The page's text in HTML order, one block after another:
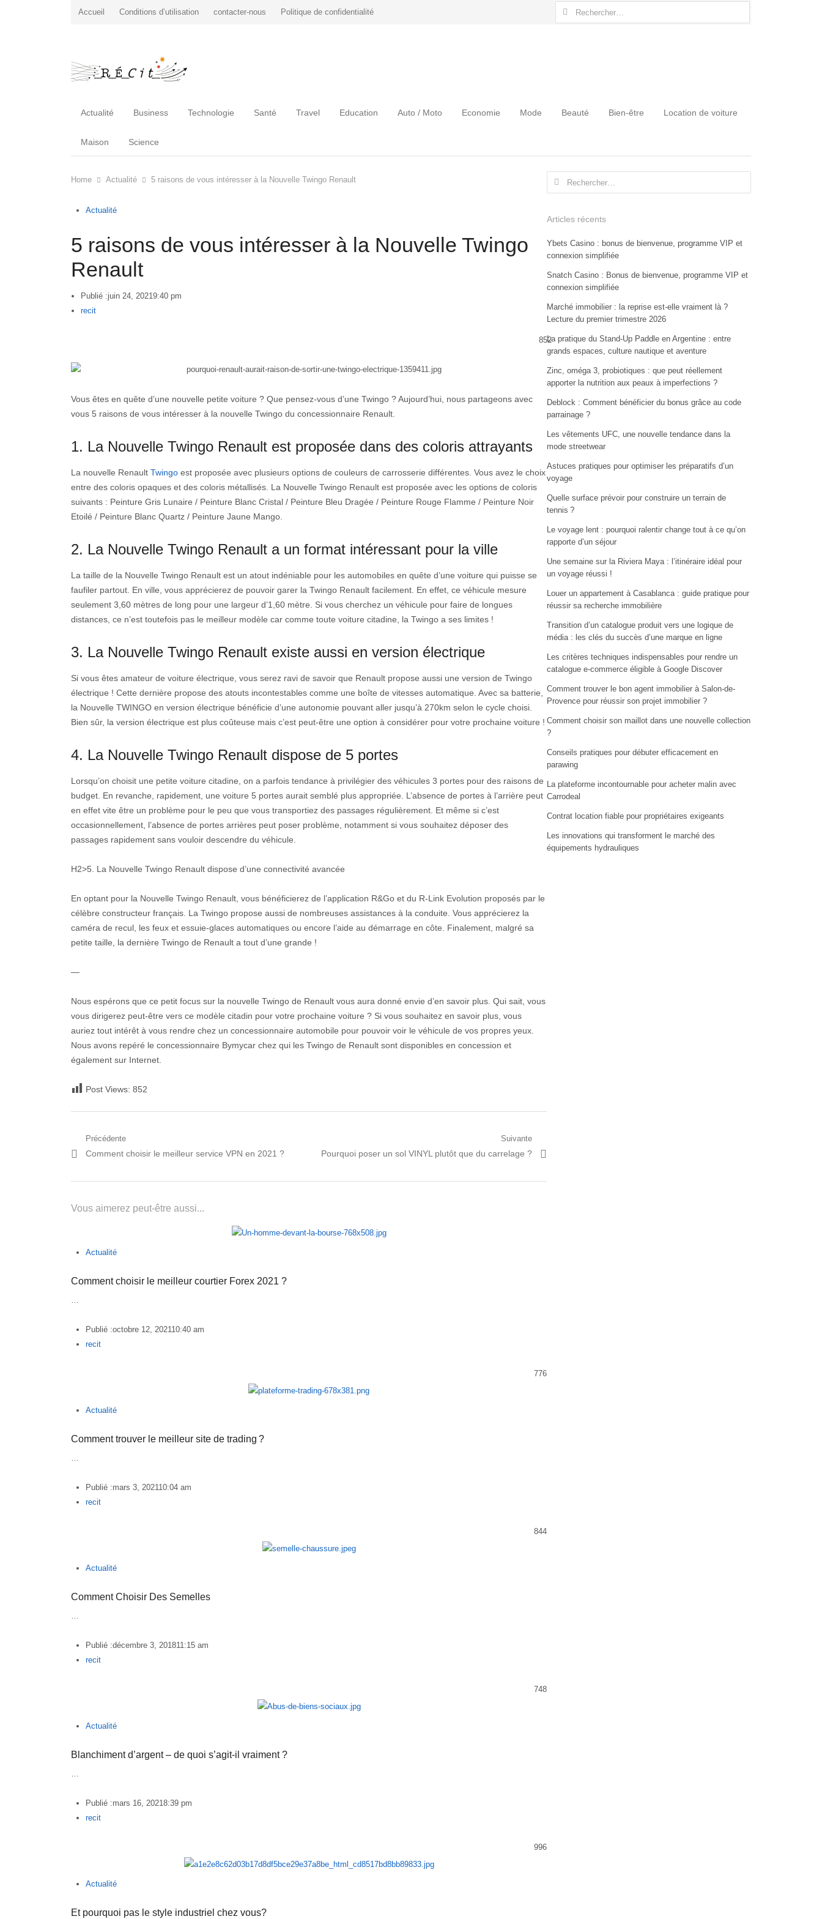
Accueil Conditions d’utilisation contacter-nous Politique de confidentialité Rechercher :
Actualité Business Technologie Santé Travel Education Auto / Moto Economie Mode Beauté Bien-être Location de voiture
Maison Science
Home Actualité 5 raisons de vous intéresser à la Nouvelle Twingo Renault
Actualité
5 raisons de vous intéresser à la Nouvelle Twingo
Renault
Publié :juin 24, 20219:40 pm
Author
recit
852
Vous êtes en quête d’une nouvelle petite voiture ? Que pensez-vous d’une Twingo ? Aujourd’hui, nous partageons avec
vous 5 raisons de vous intéresser à la nouvelle Twingo du concessionnaire Renault.
1. La Nouvelle Twingo Renault est proposée dans des coloris attrayants
La nouvelle Renault Twingo est proposée avec plusieurs options de couleurs de carrosserie différentes. Vous avez le choix
entre des coloris opaques et des coloris métallisés. La Nouvelle Twingo Renault est proposée avec les options de coloris
suivants : Peinture Gris Lunaire / Peinture Blanc Cristal / Peinture Bleu Dragée / Peinture Rouge Flamme / Peinture Noir
Etoilé / Peinture Blanc Quartz / Peinture Jaune Mango.
2. La Nouvelle Twingo Renault a un format intéressant pour la ville
La taille de la Nouvelle Twingo Renault est un atout indéniable pour les automobiles en quête d’une voiture qui puisse se
faufiler partout. En ville, vous apprécierez de pouvoir garer la Twingo Renault facilement. En effet, ce véhicule mesure
seulement 3,60 mètres de long pour une largeur d’1,60 mètre. Si vous cherchez un véhicule pour faire de longues
distances, ce n’est toutefois pas le meilleur modèle car comme toute voiture citadine, la Twingo a ses limites !
3. La Nouvelle Twingo Renault existe aussi en version électrique
Si vous êtes amateur de voiture électrique, vous serez ravi de savoir que Renault propose aussi une version de Twingo
électrique ! Cette dernière propose des atouts incontestables comme une boîte de vitesses automatique. Avec sa batterie,
la Nouvelle TWINGO en version électrique bénéficie d’une autonomie pouvant aller jusqu’à 270km selon le cycle choisi.
Bien sûr, la version électrique est plus coûteuse mais c’est peut-être une option à considérer pour votre prochaine voiture !
4. La Nouvelle Twingo Renault dispose de 5 portes
Lorsqu’on choisit une petite voiture citadine, on a parfois tendance à privilégier des véhicules 3 portes pour des raisons de
budget. En revanche, rapidement, une voiture 5 portes aurait semblé plus appropriée. L’absence de portes à l’arrière peut
en effet vite être un problème pour le peu que vous transportiez des passages régulièrement. Et même si c’est
occasionnellement, l’absence de portes arrières peut poser problème, notamment si vous souhaitez déposer des
passages rapidement sans vouloir descendre du véhicule.
H2>5. La Nouvelle Twingo Renault dispose d’une connectivité avancée
En optant pour la Nouvelle Twingo Renault, vous bénéficierez de l’application R&Go et du R-Link Evolution proposés par le
célèbre constructeur français. La Twingo propose aussi de nombreuses assistances à la conduite. Vous apprécierez la
caméra de recul, les feux et essuie-glaces automatiques ou encore l’aide au démarrage en côte. Finalement, malgré sa
petite taille, la dernière Twingo de Renault a tout d’une grande !
—
Nous espérons que ce petit focus sur la nouvelle Twingo de Renault vous aura donné envie d’en savoir plus. Qui sait, vous
vous dirigerez peut-être vers ce modèle citadin pour votre prochaine voiture ? Si vous souhaitez en savoir plus, vous
auriez tout intérêt à vous rendre chez un concessionnaire automobile pour pouvoir voir le véhicule de vos propres yeux.
Nous avons repéré le concessionnaire Bymycar chez qui les Twingo de Renault sont disponibles en concession et
également sur Internet.
Post Views: 852
Navigation
l’article
Précédente
Post
Comment choisir le meilleur service VPN en 2021 ?
Suivante
Prochain
Pourquoi poser un sol VINYL plutôt que du carrelage ?
Vous aimerez peut-être aussi...
Actualité
Comment choisir le meilleur courtier Forex 2021 ?
…
Publié :octobre 12, 202110:40 am
Author
recit
776
Actualité
Comment trouver le meilleur site de trading ?
…
Publié :mars 3, 202110:04 am
Author
recit
844
Actualité
Comment Choisir Des Semelles
…
Publié :décembre 3, 201811:15 am
Author
recit
748
Actualité
Blanchiment d’argent – de quoi s’agit-il vraiment ?
…
Publié :mars 16, 20218:39 pm
Author
recit
996
Actualité
Et pourquoi pas le style industriel chez vous?
Rechercher :
Articles récents
Ybets Casino : bonus de bienvenue, programme VIP et
connexion simplifiée
Snatch Casino : Bonus de bienvenue, programme VIP et
connexion simplifiée
Marché immobilier : la reprise est-elle vraiment là ?
Lecture du premier trimestre 2026
La pratique du Stand-Up Paddle en Argentine : entre
grands espaces, culture nautique et aventure
Zinc, oméga 3, probiotiques : que peut réellement
apporter la nutrition aux peaux à imperfections ?
Deblock : Comment bénéficier du bonus grâce au code
parrainage ?
Les vêtements UFC, une nouvelle tendance dans la
mode streetwear
Astuces pratiques pour optimiser les préparatifs d’un
voyage
Quelle surface prévoir pour construire un terrain de
tennis ?
Le voyage lent : pourquoi ralentir change tout à ce qu’on
rapporte d’un séjour
Une semaine sur la Riviera Maya : l’itinéraire idéal pour
un voyage réussi !
Louer un appartement à Casablanca : guide pratique pour
réussir sa recherche immobilière
Transition d’un catalogue produit vers une logique de
média : les clés du succès d’une marque en ligne
Les critères techniques indispensables pour rendre un
catalogue e-commerce éligible à Google Discover
Comment trouver le bon agent immobilier à Salon-de-
Provence pour réussir son projet immobilier ?
Comment choisir son maillot dans une nouvelle collection
?
Conseils pratiques pour débuter efficacement en
parawing
La plateforme incontournable pour acheter malin avec
Carrodeal
Contrat location fiable pour propriétaires exigeants
Les innovations qui transforment le marché des
équipements hydrauliques